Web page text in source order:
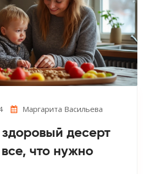
Маргарита Васильева
десерт
что нужно